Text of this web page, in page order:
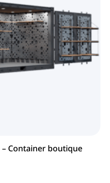
Container boutique